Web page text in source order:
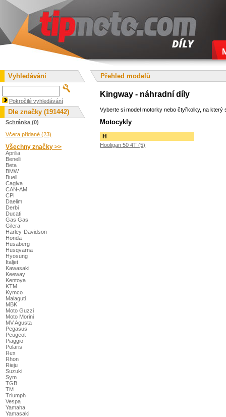
Přehled modelů
Kingway - náhradní díly
Vyberte si model motorky nebo čtyřkolky, na který
Motocykly
H
Hooligan 50 4T (5)
Vyhledávání
Pokročilé vyhledávání
Dle značky (191442)
Schránka (0)
Včera přidané (23)
Všechny značky >>
Aprilia
Benelli
Beta
BMW
Buell
Cagiva
CAN-AM
CPI
Daelim
Derbi
Ducati
Gas Gas
Gilera
Harley-Davidson
Honda
Husaberg
Husqvarna
Hyosung
Italjet
Kawasaki
Keeway
Kentoya
KTM
Kymco
Malaguti
MBK
Moto Guzzi
Moto Morini
MV Agusta
Pegasus
Peugeot
Piaggio
Polaris
Rex
Rhon
Rieju
Suzuki
Sym
TGB
TM
Triumph
Vespa
Yamaha
Yamasaki